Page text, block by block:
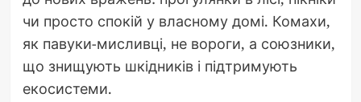
чи просто спокій у власному домі. Комахи,
як павуки-мисливці, не вороги, а союзники,
що знищують шкідників і підтримують
екосистеми.